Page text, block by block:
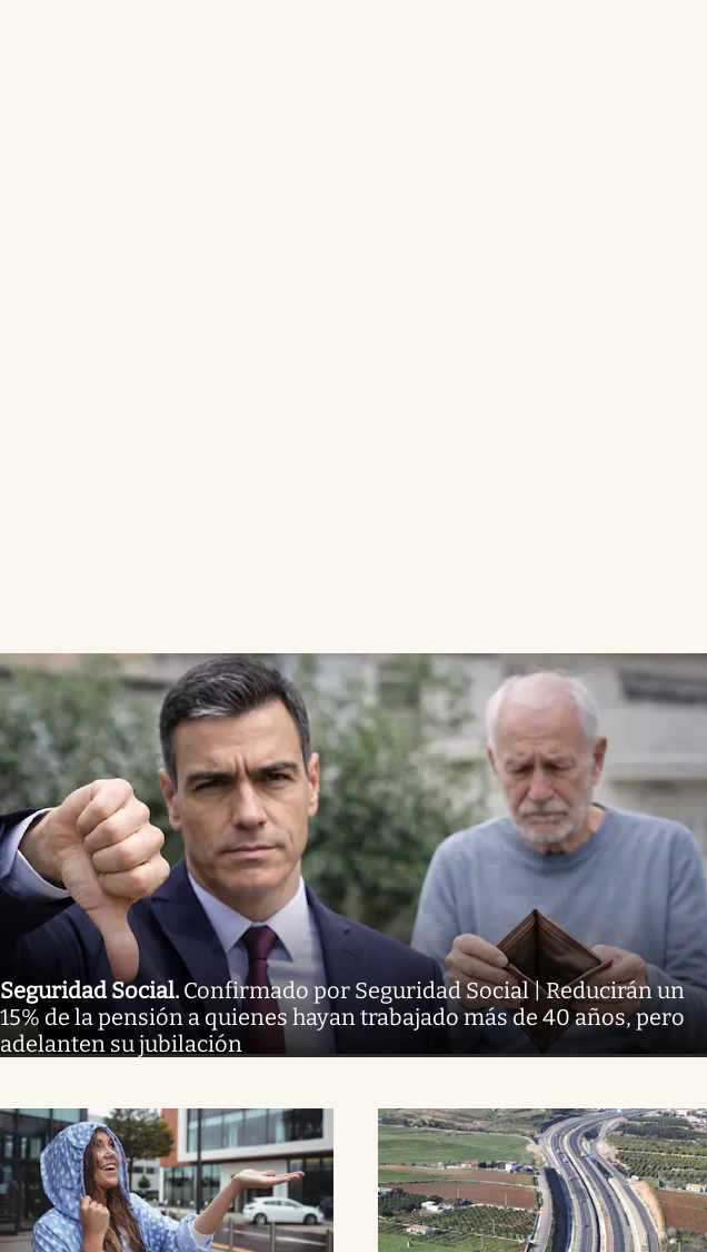
Seguridad Social. Confirmado por Seguridad Social | Reducirán un
15% de la pensión a quienes hayan trabajado más de 40 años, pero
adelanten su jubilación